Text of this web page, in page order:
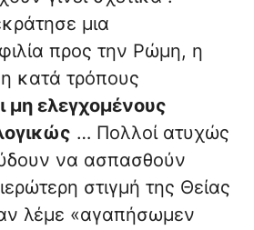
μια
προς την Ρώμη, η
κατά τρόπους
μη ελεγχομένους
… Πολλοί ατυχώς
να ασπασθούν
στιγμή της Θείας
λέμε «αγαπήσωμεν